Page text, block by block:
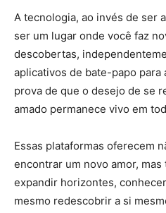
A tecnologia, ao invés de ser
ser um lugar onde você faz
descobertas,
aplicativos de bate-papo para
prova de que o desejo de se
amado permanece vivo em
Essas plataformas oferecem
encontrar um novo amor,
expandir horizontes,
mesmo redescobrir a si